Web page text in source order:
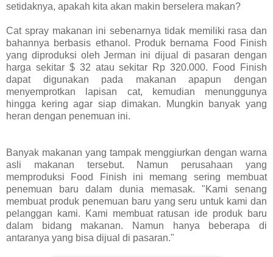
setidaknya, apakah kita akan makin berselera makan?
Cat spray makanan ini sebenarnya tidak memiliki rasa dan
bahannya berbasis ethanol. Produk bernama Food Finish
yang diproduksi oleh Jerman ini dijual di pasaran dengan
harga sekitar $ 32 atau sekitar Rp 320.000. Food Finish
dapat digunakan pada makanan apapun dengan
menyemprotkan lapisan cat, kemudian menunggunya
hingga kering agar siap dimakan. Mungkin banyak yang
heran dengan penemuan ini.
Banyak makanan yang tampak menggiurkan dengan warna
asli makanan tersebut. Namun perusahaan yang
memproduksi Food Finish ini memang sering membuat
penemuan baru dalam dunia memasak. "Kami senang
membuat produk penemuan baru yang seru untuk kami dan
pelanggan kami. Kami membuat ratusan ide produk baru
dalam bidang makanan. Namun hanya beberapa di
antaranya yang bisa dijual di pasaran."